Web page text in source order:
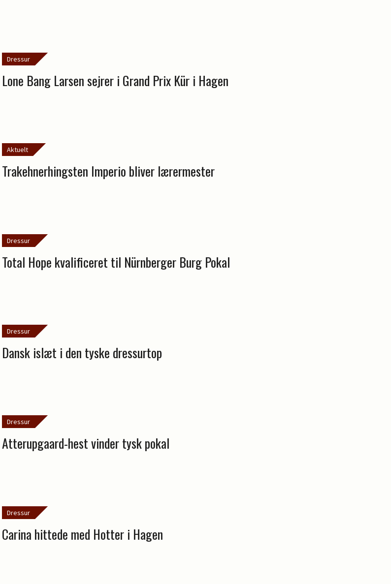
Dressur
Lone Bang Larsen sejrer i Grand Prix Kür i Hagen
Aktuelt
Trakehnerhingsten Imperio bliver lærermester
Dressur
Total Hope kvalificeret til Nürnberger Burg Pokal
Dressur
Dansk islæt i den tyske dressurtop
Dressur
Atterupgaard-hest vinder tysk pokal
Dressur
Carina hittede med Hotter i Hagen